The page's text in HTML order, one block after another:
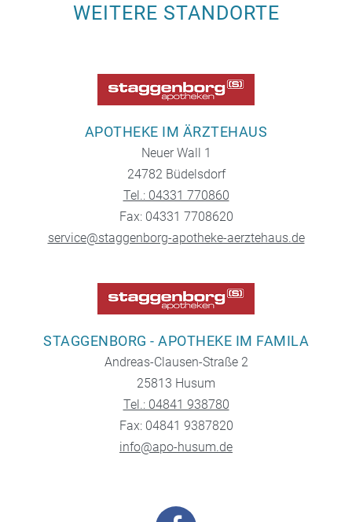
WEITERE STANDORTE
APOTHEKE IM ÄRZTEHAUS
Neuer Wall 1
24782 Büdelsdorf
Tel.: 04331 770860
Fax: 04331 7708620
service@staggenborg-apotheke-aerztehaus.de
STAGGENBORG - APOTHEKE IM FAMILA
Andreas-Clausen-Straße 2
25813 Husum
Tel.: 04841 938780
Fax: 04841 9387820
info@apo-husum.de